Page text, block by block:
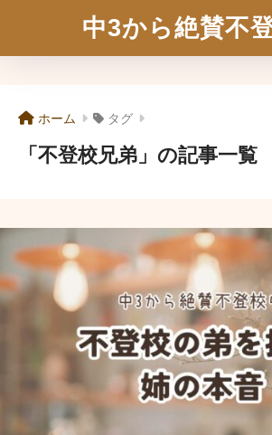
中3から絶賛不
ホーム タグ
「不登校兄弟」の記事一覧